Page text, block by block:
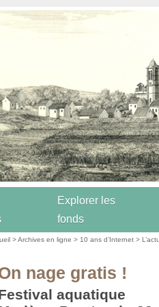
Explorer les
fonds
>Archives en ligne > 10 ans d’Internet >
nage gratis !
aquatique